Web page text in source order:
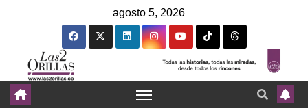
agosto 5, 2026